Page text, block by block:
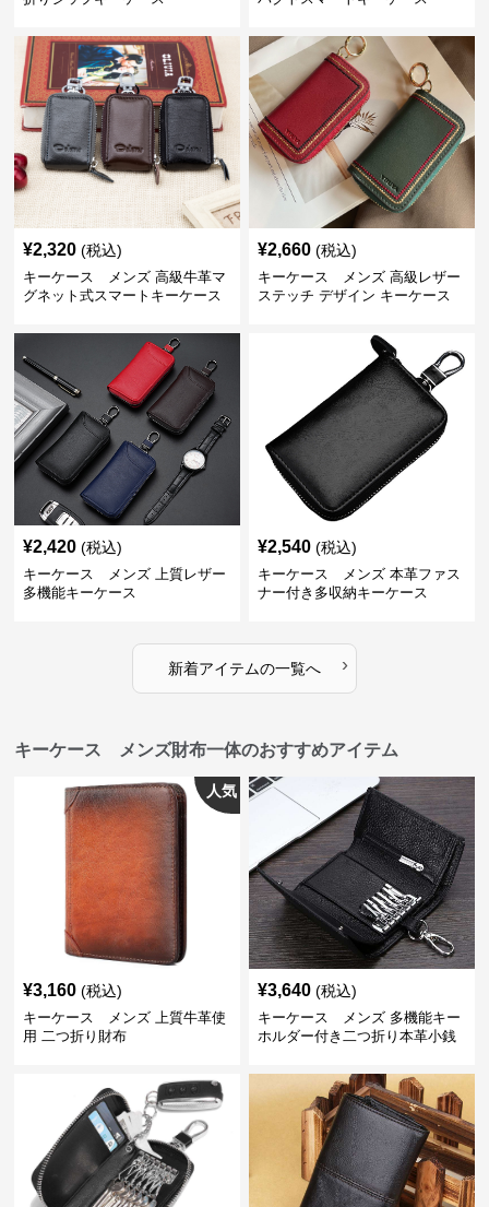
¥2,320 (税込)
キーケース メンズ 高級牛革マ
グネット式スマートキーケース
¥2,660 (税込)
キーケース メンズ 高級レザー
ステッチ デザイン キーケース
¥2,420 (税込)
キーケース メンズ 上質レザー
多機能キーケース
¥2,540 (税込)
キーケース メンズ 本革ファス
ナー付き多収納キーケース
新着アイテムの一覧へ ›
キーケース メンズ財布一体のおすすめアイテム
人気
¥3,160 (税込)
キーケース メンズ 上質牛革使
用 二つ折り財布
¥3,640 (税込)
キーケース メンズ 多機能キー
ホルダー付き二つ折り本革小銭